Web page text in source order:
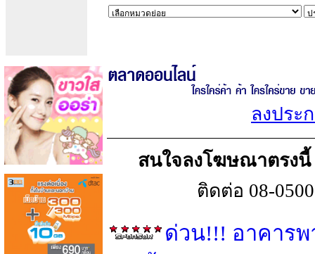
ลงประ
สนใจลงโฆษณาตรงนี้
ติดต่อ 08-
ด่วน!!! อาคาร